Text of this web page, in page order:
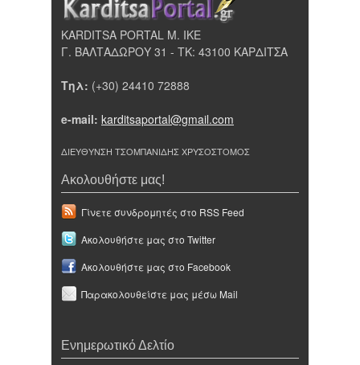
KARDITSA PORTAL Μ. ΙΚΕ
Γ. ΒΑΛΤΑΔΩΡΟΥ 31 - ΤΚ: 43100 ΚΑΡΔΙΤΣΑ
Τηλ: (+30) 24410 72888
e-mail: karditsaportal@gmail.com
ΔΙΕΥΘΥΝΣΗ ΤΣΟΜΠΑΝΙΔΗΣ ΧΡΥΣΟΣΤΟΜΟΣ
Ακολουθήστε μας!
Γίνετε συνδρομητές στο RSS Feed
Ακολουθήστε μας στο Twitter
Ακολουθήστε μας στο Facebook
Παρακολουθείστε μας μέσω Mail
Ενημερωτικό Δελτίο